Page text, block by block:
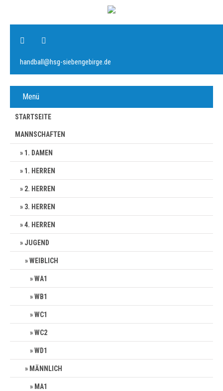
handball@hsg-siebengebirge.de
Menü
STARTSEITE
MANNSCHAFTEN
1. DAMEN
1. HERREN
2. HERREN
3. HERREN
4. HERREN
JUGEND
WEIBLICH
WA1
WB1
WC1
WC2
WD1
MÄNNLICH
MA1